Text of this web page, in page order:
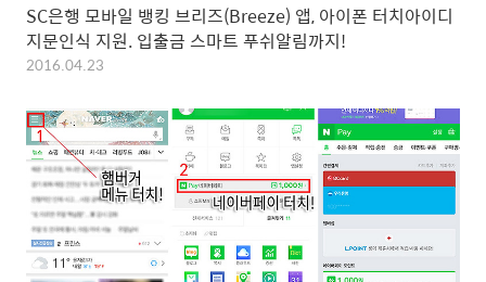
SC은행 모바일 뱅킹 브리즈(Breeze) 앱, 아이폰 터치아이디
지문인식 지원. 입출금 스마트 푸쉬알림까지!
2016.04.23